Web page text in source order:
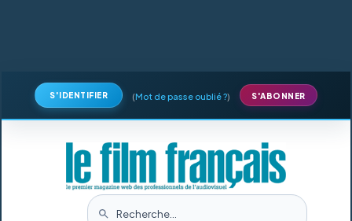
S'IDENTIFIER (Mot de passe oublié ?) S'ABONNER